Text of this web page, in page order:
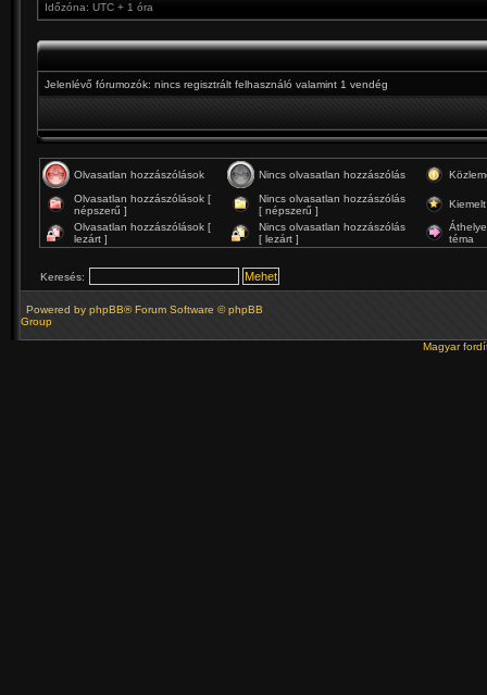
Időzóna: UTC + 1 óra
Jelenlévő fórumozók: nincs regisztrált felhasználó valamint 1 vendég
Olvasatlan hozzászólások Nincs olvasatlan hozzászólás
Olvasatlan hozzászólások [
népszerű ]
Nincs olvasatlan hozzászólás
[ népszerű ]
Kiemelt
Olvasatlan hozzászólások [
lezárt ]
Nincs olvasatlan hozzászólás
[ lezárt ]
téma
Keresés:
Powered by phpBB® Forum Software © phpBB
Group
Magyar